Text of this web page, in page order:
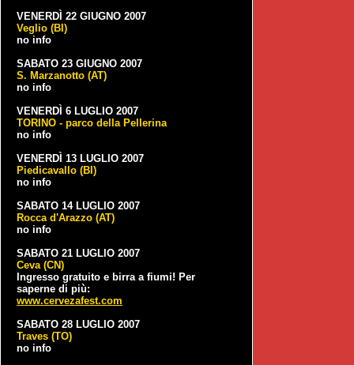
VENERDÌ 22 GIUGNO 2007
Veglio (BI)
no info
SABATO 23 GIUGNO 2007
S. Marzanotto (AT)
no info
VENERDÌ 6 LUGLIO 2007
TORINO - parco della Pellerina
no info
VENERDÌ 13 LUGLIO 2007
Piedicavallo (BI)
no info
SABATO 14 LUGLIO 2007
Rocca d'Arazzo (AT)
no info
SABATO 21 LUGLIO 2007
Ceva (CN)
Ingresso gratuito e birra a fiumi! Per
saperne di più:
www.cervezafest.com
SABATO 28 LUGLIO 2007
Traves (TO)
no info